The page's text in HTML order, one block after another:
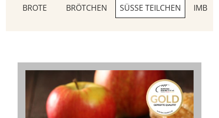
BROTE BRÖTCHEN SÜSSE TEILCHEN